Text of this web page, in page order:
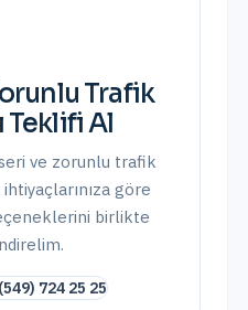
Trafik
Teklifi Al
ve zorunlu trafik
göre
birlikte
724 25 25